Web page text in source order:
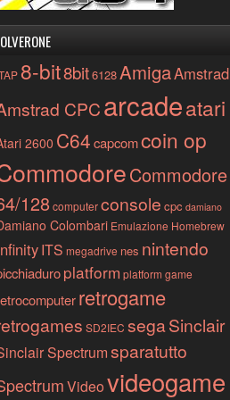
8-bit8bit6128AmigaAmstrad
CPCarcadeatari
2600 C64capcomcoin op
Commodore
128computerconsole cpc damiano
Colombari Emulazione Homebrew
ITS megadrive nes nintendo
platform platform game
retrogame
SD2IEC segaSinclair
Spectrumsparatutto
Videovideogame